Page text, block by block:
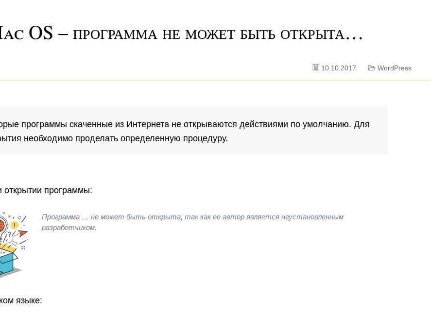
OS – программа не может быть открыта…
10.10.2017 WordPress
программы скаченные из Интернета не открываются действиями по умолчанию. Для
необходимо проделать определенную процедуру.
программы:
Программа … не может быть открыта, так как ее автор является неустановленным
разработчиком.
языке: